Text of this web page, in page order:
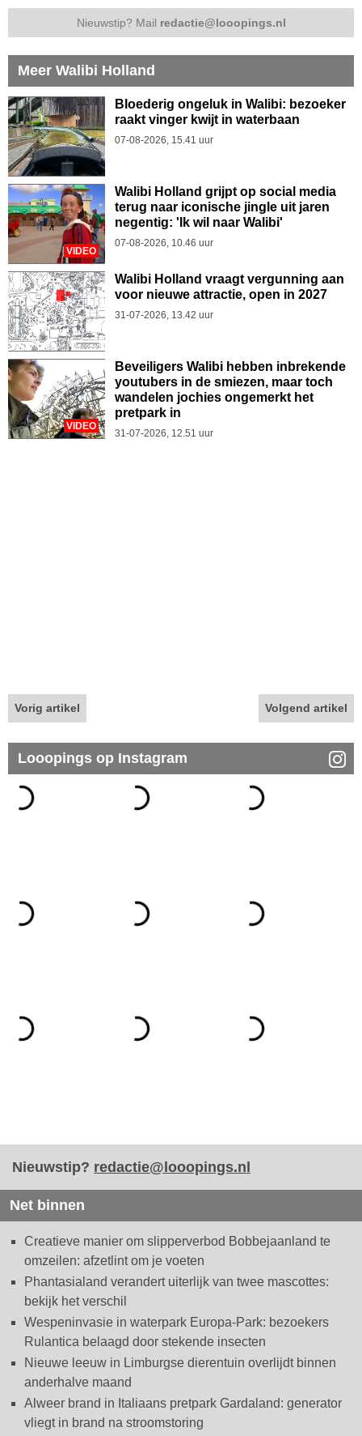
Nieuwstip? Mail redactie@looopings.nl
Meer Walibi Holland
Bloederig ongeluk in Walibi: bezoeker
raakt vinger kwijt in waterbaan
07-08-2026, 15.41 uur
VIDEO
Walibi Holland grijpt op social media
terug naar iconische jingle uit jaren
negentig: 'Ik wil naar Walibi'
07-08-2026, 10.46 uur
Walibi Holland vraagt vergunning aan
voor nieuwe attractie, open in 2027
31-07-2026, 13.42 uur
VIDEO
Beveiligers Walibi hebben inbrekende
youtubers in de smiezen, maar toch
wandelen jochies ongemerkt het
pretpark in
31-07-2026, 12.51 uur
Vorig artikel Volgend artikel
Looopings op Instagram
Nieuwstip? redactie@looopings.nl
Net binnen
Creatieve manier om slipperverbod Bobbejaanland te
omzeilen: afzetlint om je voeten
Phantasialand verandert uiterlijk van twee mascottes:
bekijk het verschil
Wespeninvasie in waterpark Europa-Park: bezoekers
Rulantica belaagd door stekende insecten
Nieuwe leeuw in Limburgse dierentuin overlijdt binnen
anderhalve maand
Alweer brand in Italiaans pretpark Gardaland: generator
vliegt in brand na stroomstoring